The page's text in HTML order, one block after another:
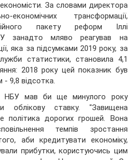
За словами директора
економічних трансформації,
пакету реформ Іллі
занадто мляво реагував на
яка за підсумками 2019 року, за
статистики, становила 4,1
2018 року цей показник був
- 9,8 відсотка.
НБУ мав би ще минулого року
облікову ставку. "Завищена
політика дорогих грошей. Вона
темпів зростання
аби кредитувати економіку,
прибутки, користуючись цим